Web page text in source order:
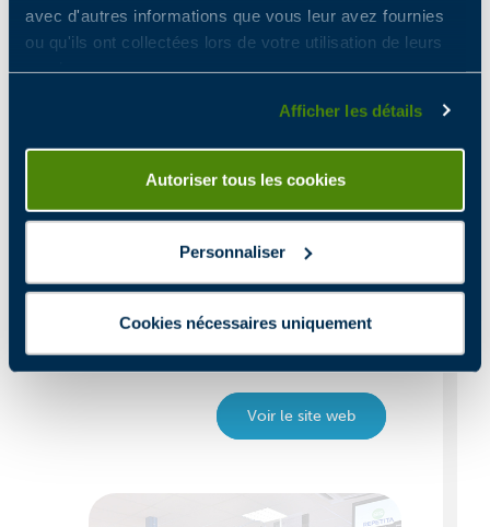
avec d'autres informations que vous leur avez fournies
ou qu'ils ont collectées lors de votre utilisation de leurs
Afficher les détails
Autoriser tous les cookies
Personnaliser
Cookies nécessaires uniquement
2015
Croissance externe,rachat de
l'entreprise Bis Repetita,
dans l'audit, le reconditionnement
et la vente de matériel informatique
professionnel, située en région
Occitanie.
Voir le site web